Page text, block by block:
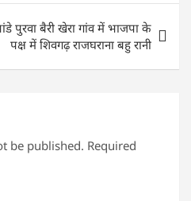
पुरवा बैरी खेरा गांव में भाजपा के
पक्ष में शिवगढ़ राजघराना बहु रानी
be published. Required